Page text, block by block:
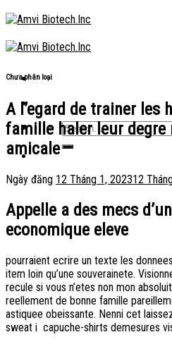
Skip
to
content
Chưa phân loại
A l’egard de trainer les
famille haler leur degre
amicale
Ngày đăng 12 Tháng 1, 202312
Appelle a des mecs
economique eleve
pourraient ecrire un texte les
item loin qu’une souverainete.
recule si vous n’etes non mon
reellement de bonne famille
astiquee obeissante. Nenni cet
sweat i capuche-shirts demesures